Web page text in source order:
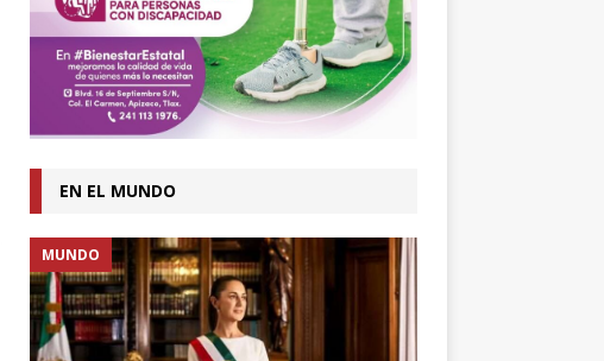
EN EL MUNDO
MUNDO